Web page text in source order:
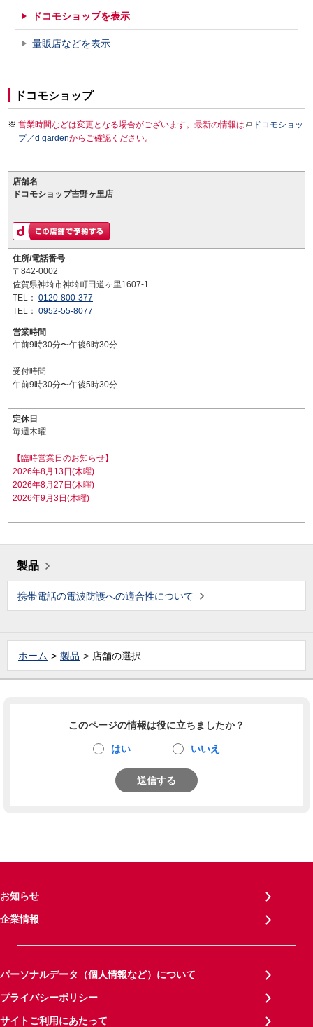
ドコモショップを表示
量販店などを表示
ドコモショップ
営業時間などは変更となる場合がございます。最新の情報は
ドコモショッ
プ／d gardenからご確認ください。
店舗名
ドコモショップ吉野ヶ里店
住所/電話番号
〒842-0002
佐賀県神埼市神埼町田道ヶ里1607-1
TEL： 0120-800-377
TEL： 0952-55-8077
営業時間
午前9時30分〜午後6時30分
受付時間
午前9時30分〜午後5時30分
定休日
毎週木曜
【臨時営業日のお知らせ】
2026年8月13日(木曜)
2026年8月27日(木曜)
2026年9月3日(木曜)
製品
携帯電話の電波防護への適合性について
ホーム 製品 店舗の選択
このページの情報は役に立ちましたか？
はい いいえ
送信する
お知らせ
企業情報
パーソナルデータ（個人情報など）について
プライバシーポリシー
サイトご利用にあたって